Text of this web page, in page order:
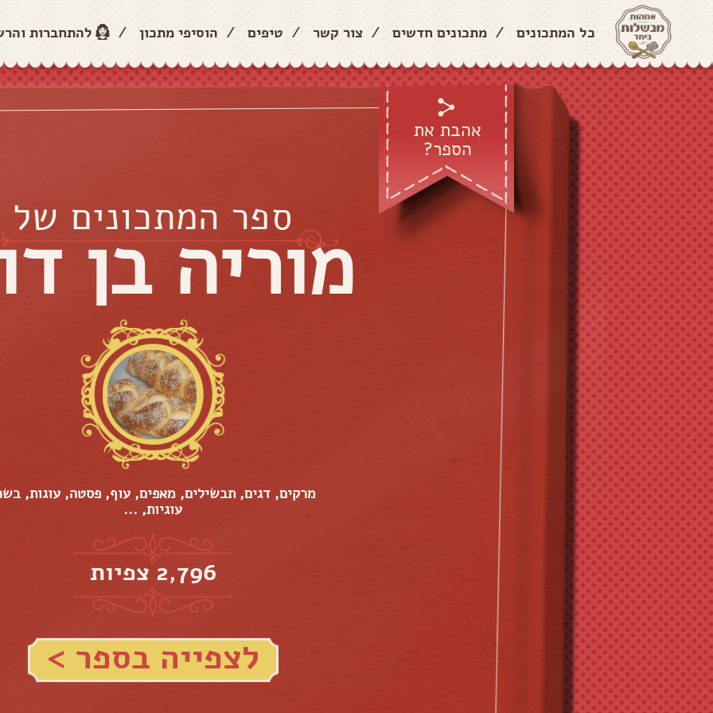
כל המתכונים / מתכונים חדשים / צור קשר / טיפים / הוסיפי מתכון / להתחברות
אהבת את
הספר?
ספר המתכונים של
מוריה בן
מרקים, דגים, תבשילים, מאפים, עוף, פסטה, עוגות,
עוגיות, ...
2,796 צפיות
לצפייה בספר >